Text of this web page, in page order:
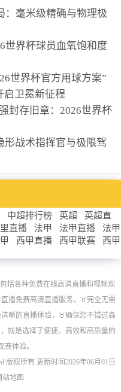
：毫米级精确与物理极
界杯球员血氧饱和度
世界杯官方用球方案”
启卫冕新征程
封存旧章：2026世界杯
战术指挥官与极限驾
中超排行榜 英超
英超直
直播 法甲 法甲直播
法甲
西甲直播 西甲联赛
西甲
括各种免费在线高清直播和视频观
播免费高清直播服务。♉️完全无需
晰的直播体验，♉️确保您不错过森
就是选择了便捷、高效和高质量的
赛体验。
版权所有 更新时间2026年06月01日
站地图